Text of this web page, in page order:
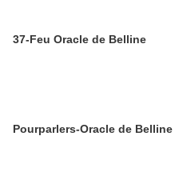
37-Feu Oracle de Belline
Pourparlers-Oracle de Belline